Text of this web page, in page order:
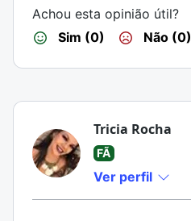
Achou esta opinião útil?
Sim (0)
Não (0)
Tricia Rocha
FÃ
Ver perfil